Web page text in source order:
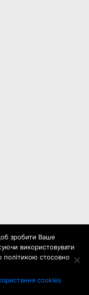
зробити Ваше
використовувати
стосовно
cookies